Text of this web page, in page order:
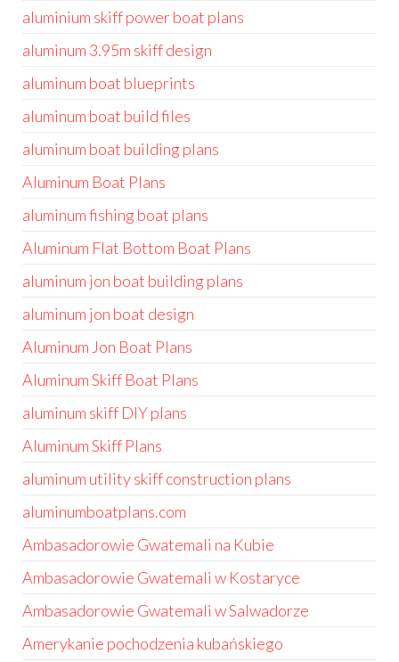
aluminium skiff power boat plans
aluminum 3.95m skiff design
aluminum boat blueprints
aluminum boat build files
aluminum boat building plans
Aluminum Boat Plans
aluminum fishing boat plans
Aluminum Flat Bottom Boat Plans
aluminum jon boat building plans
aluminum jon boat design
Aluminum Jon Boat Plans
Aluminum Skiff Boat Plans
aluminum skiff DIY plans
Aluminum Skiff Plans
aluminum utility skiff construction plans
aluminumboatplans.com
Ambasadorowie Gwatemali na Kubie
Ambasadorowie Gwatemali w Kostaryce
Ambasadorowie Gwatemali w Salwadorze
Amerykanie pochodzenia kubańskiego